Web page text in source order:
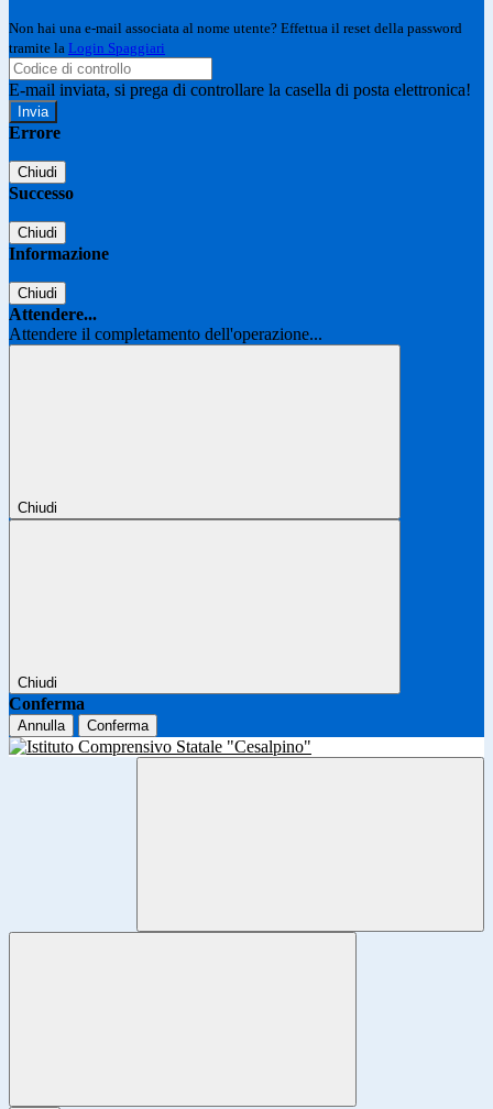
Non hai una e-mail associata al nome utente? Effettua il reset della password
tramite la Login Spaggiari
E-mail inviata, si prega di controllare la casella di posta elettronica!
Errore
Chiudi
Successo
Chiudi
Informazione
Chiudi
Attendere...
Attendere il completamento dell'operazione...
Chiudi
Chiudi
Conferma
Annulla Conferma